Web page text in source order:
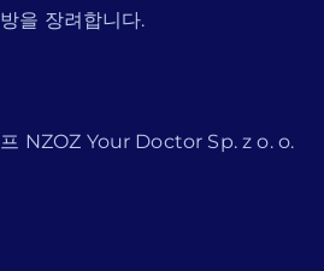
을 장려합니다.
NZOZ Your Doctor Sp. z o. o.